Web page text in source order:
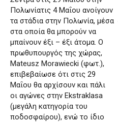
Πολωνίατις 4 Μαΐου ανοίγουν
τα στάδια στην Πολωνία, μέσα
στα οποία θα μπορούν να
μπαίνουν έξι – έξι άτομα. Ο
πρωθυπουργός της χώρας,
Mateusz Morawiecki (φωτ.),
επιβεβαίωσε ότι στις 29
Μαΐου θα αρχίσουν και πάλι
οι αγώνες στην Ekstraklasa
(μεγάλη κατηγορία του
ποδοσφαίρου), ενώ το ίδιο